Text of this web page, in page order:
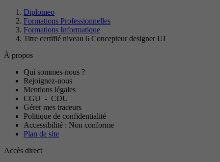
Diplomeo
Formations Professionnelles
Formations Informatique
Titre certifié niveau 6 Concepteur designer UI
À propos
Qui sommes-nous ?
Rejoignez-nous
Mentions légales
CGU - CDU
Gérer mes traceurs
Politique de confidentialité
Accessibilité : Non conforme
Plan de site
Accès direct